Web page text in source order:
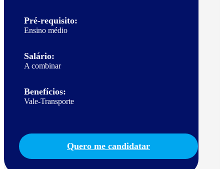
Pré-requisito:
Ensino médio
Salário:
A combinar
Benefícios:
Vale-Transporte
Quero me candidatar